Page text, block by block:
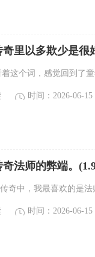
奇里以多欺少是很
着这个词，感觉回到了
时间：2026-06-15
奇法师的弊端。
奇中，我最喜欢的是
时间：2026-06-15